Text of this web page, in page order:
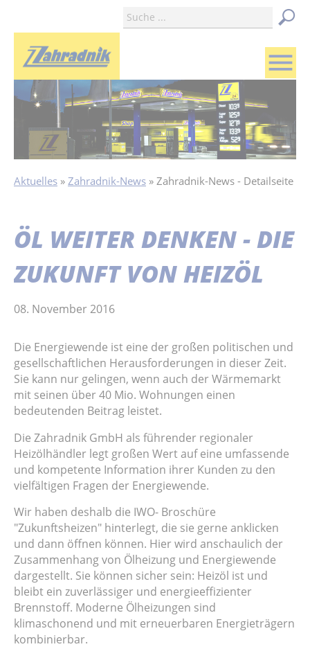
menu
Aktuelles Zahradnik-News Zahradnik-News - Detailseite
ÖL WEITER DENKEN - DIE
ZUKUNFT VON HEIZÖL
08. November 2016
Die Energiewende ist eine der großen politischen und
gesellschaftlichen Herausforderungen in dieser Zeit.
Sie kann nur gelingen, wenn auch der Wärmemarkt
mit seinen über 40 Mio. Wohnungen einen
bedeutenden Beitrag leistet.
Die Zahradnik GmbH als führender regionaler
Heizölhändler legt großen Wert auf eine umfassende
und kompetente Information ihrer Kunden zu den
vielfältigen Fragen der Energiewende.
Wir haben deshalb die IWO- Broschüre
"Zukunftsheizen" hinterlegt, die sie gerne anklicken
und dann öffnen können. Hier wird anschaulich der
Zusammenhang von Ölheizung und Energiewende
dargestellt. Sie können sicher sein: Heizöl ist und
bleibt ein zuverlässiger und energieeffizienter
Brennstoff. Moderne Ölheizungen sind
klimaschonend und mit erneuerbaren Energieträgern
kombinierbar.